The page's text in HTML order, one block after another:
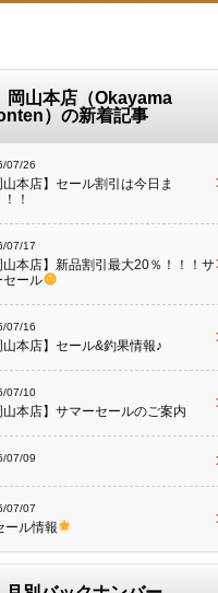
岡山本店（Okayama
）の新着記事
07/26
山本店】セール割引は今日ま
！
07/17
山本店】新品割引最大20％！！！サ
セール
07/16
山本店】セール&釣果情報♪
07/10
山本店】サマーセールのご案内
07/09
07/07
ール情報